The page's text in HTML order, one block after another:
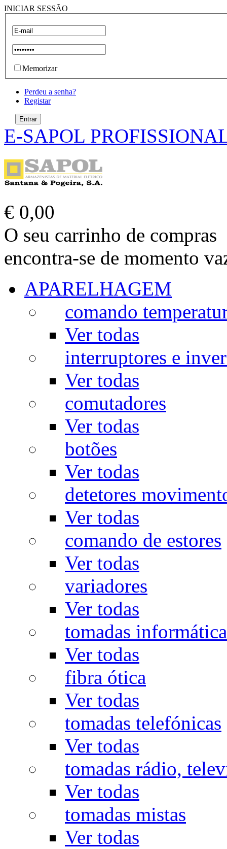
INICIAR SESSÃO
Memorizar
Perdeu a senha?
Registar
E-SAPOL
€ 0,00
O seu carrinho de compras
encontra-se de momento
APARELHAGEM
comando
Ver todas
interruptores e
Ver todas
comutadores
Ver todas
botões
Ver todas
detetores
Ver todas
comando de estores
Ver todas
variadores
Ver todas
tomadas
Ver todas
fibra ótica
Ver todas
tomadas telefónicas
Ver todas
tomadas rádio,
Ver todas
tomadas mistas
Ver todas